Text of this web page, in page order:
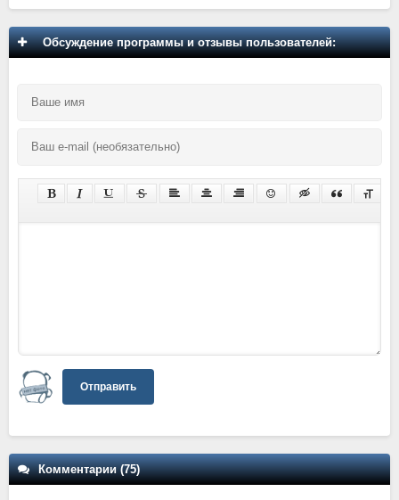
Обсуждение программы и отзывы пользователей:
Отправить
Комментарии (75)